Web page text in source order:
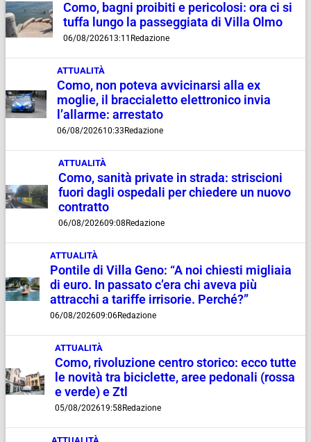
Como, bagni proibiti e pericolosi: ora ci si
tuffa lungo la passeggiata di Villa Olmo
06/08/202613:11 Redazione
ATTUALITÀ
Como, non poteva avvicinarsi alla ex
moglie, il braccialetto elettronico invia
l’allarme: arrestato
06/08/202610:33 Redazione
ATTUALITÀ
Como, sanità private in strada: striscioni
fuori dagli ospedali per chiedere un nuovo
contratto
06/08/202609:08 Redazione
ATTUALITÀ
Pontile di Villa Geno: “A noi chiesti migliaia
di euro. In passato c’era chi aveva più
attracchi a tariffe irrisorie. Perché?”
06/08/202609:06Redazione
ATTUALITÀ
Como, rivoluzione centro storico: ecco tutte
le novità tra biciclette, aree pedonali (rossa
e verde) e Ztl
05/08/202619:58 Redazione